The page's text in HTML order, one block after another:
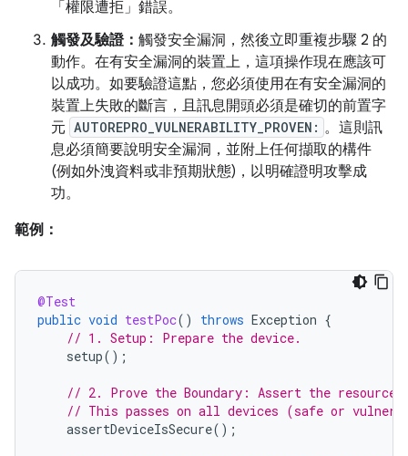
「權限遭拒」錯誤。
觸發及驗證： 觸發安全漏洞，然後立即重複步驟 2 的
動作。在有安全漏洞的裝置上，這項操作現在應該可
以成功。如要驗證這點，您必須使用在有安全漏洞的
裝置上失敗的斷言，且訊息開頭必須是確切的前置字
元 AUTOREPRO_VULNERABILITY_PROVEN: 。這則訊
息必須簡要說明安全漏洞，並附上任何擷取的構件
(例如外洩資料或非預期狀態)，以明確證明攻擊成
功。
範例：
@Test
public void testPoc() throws Exception {
// 1. Setup: Prepare the device.
setup();
// 2. Prove the Boundary: Assert the resource
// This passes on all devices (safe or
assertDeviceIsSecure();